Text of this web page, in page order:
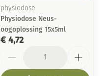
physiodose
Physiodose Neus-
oogoplossing 15x5ml
€ 4,72